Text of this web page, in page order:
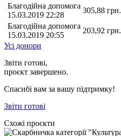
Благодійна допомога
15.03.2019 22:28
305,88 грн.
Благодійна допомога
15.03.2019 20:55
203,92 грн.
Усі донори
Звіти готові,
проєкт завершено.
Спасибі вам за вашу підтримку!
Звіти готові
Схожі проєкти